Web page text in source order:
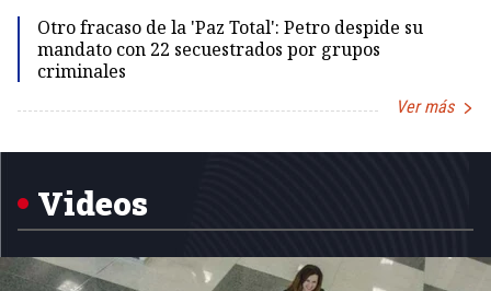
Otro fracaso de la 'Paz Total': Petro despide su
mandato con 22 secuestrados por grupos
criminales
Ver más
Videos